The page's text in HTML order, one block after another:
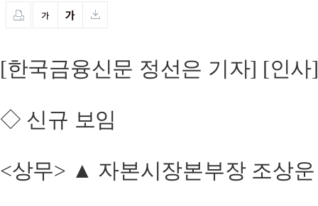
[한국금융신문 정선은 기자] [인
◇ 신규 보임
<상무> ▲ 자본시장본부장 조상운